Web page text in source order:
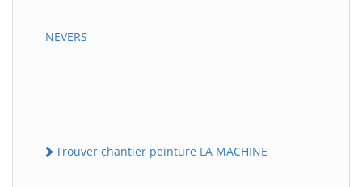
NEVERS
Trouver chantier peinture LA MACHINE